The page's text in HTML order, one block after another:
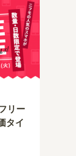
リー
タイ